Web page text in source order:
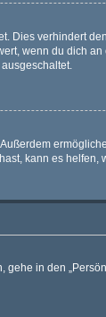
Dies verhindert
wenn du dich
kann es helfen,
in den